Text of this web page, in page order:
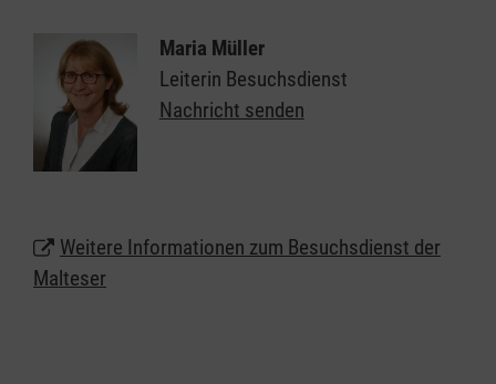
Lebenssituation der älteren Menschen ein. Hier ist
Raum für die persönlichen Bedürfnisse, für die
Lebensgeschichte und das aktuelle Befinden. Kleine
Handreichungen im Alltag, ein Spaziergang ins
Grüne, ein Besuch im Stadtcafé bereiten
Maria Müller
Leiterin Besuchsdienst
Nachricht senden
Weitere Informationen zum Besuchsdienst der
Malteser